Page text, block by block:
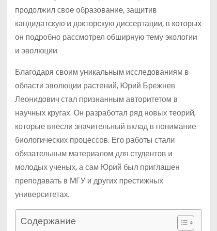
продолжил свое образование, защитив
кандидатскую и докторскую диссертации, в которых
он подробно рассмотрел обширную тему экологии
и эволюции.
Благодаря своим уникальным исследованиям в
области эволюции растений, Юрий Брежнев
Леонидович стал признанным авторитетом в
научных кругах. Он разработал ряд новых теорий,
которые внесли значительный вклад в понимание
биологических процессов. Его работы стали
обязательным материалом для студентов и
молодых ученых, а сам Юрий был приглашен
преподавать в МГУ и других престижных
университетах.
Содержание